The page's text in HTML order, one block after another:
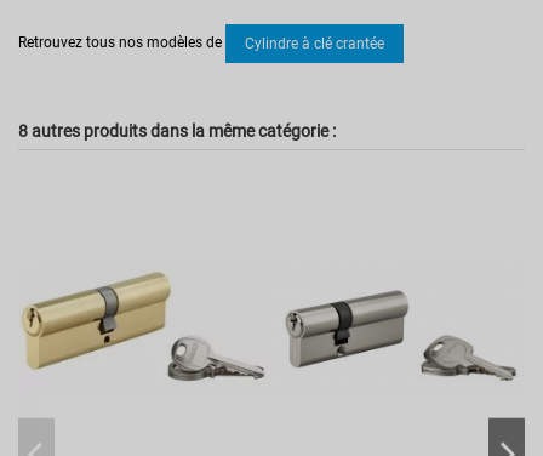
HG5
Couleur Gris
Niveau de sécurité Cylindre de sûreté
Brevet Aucun
Protection anti-Arrachement
Protection anti-Crochetage
Retrouvez tous nos modèles de
Cylindre à clé crantée
8 autres produits dans la même catégorie :